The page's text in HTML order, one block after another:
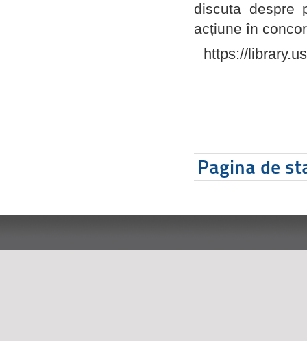
discuta despre
acțiune în
https://
Pagina de